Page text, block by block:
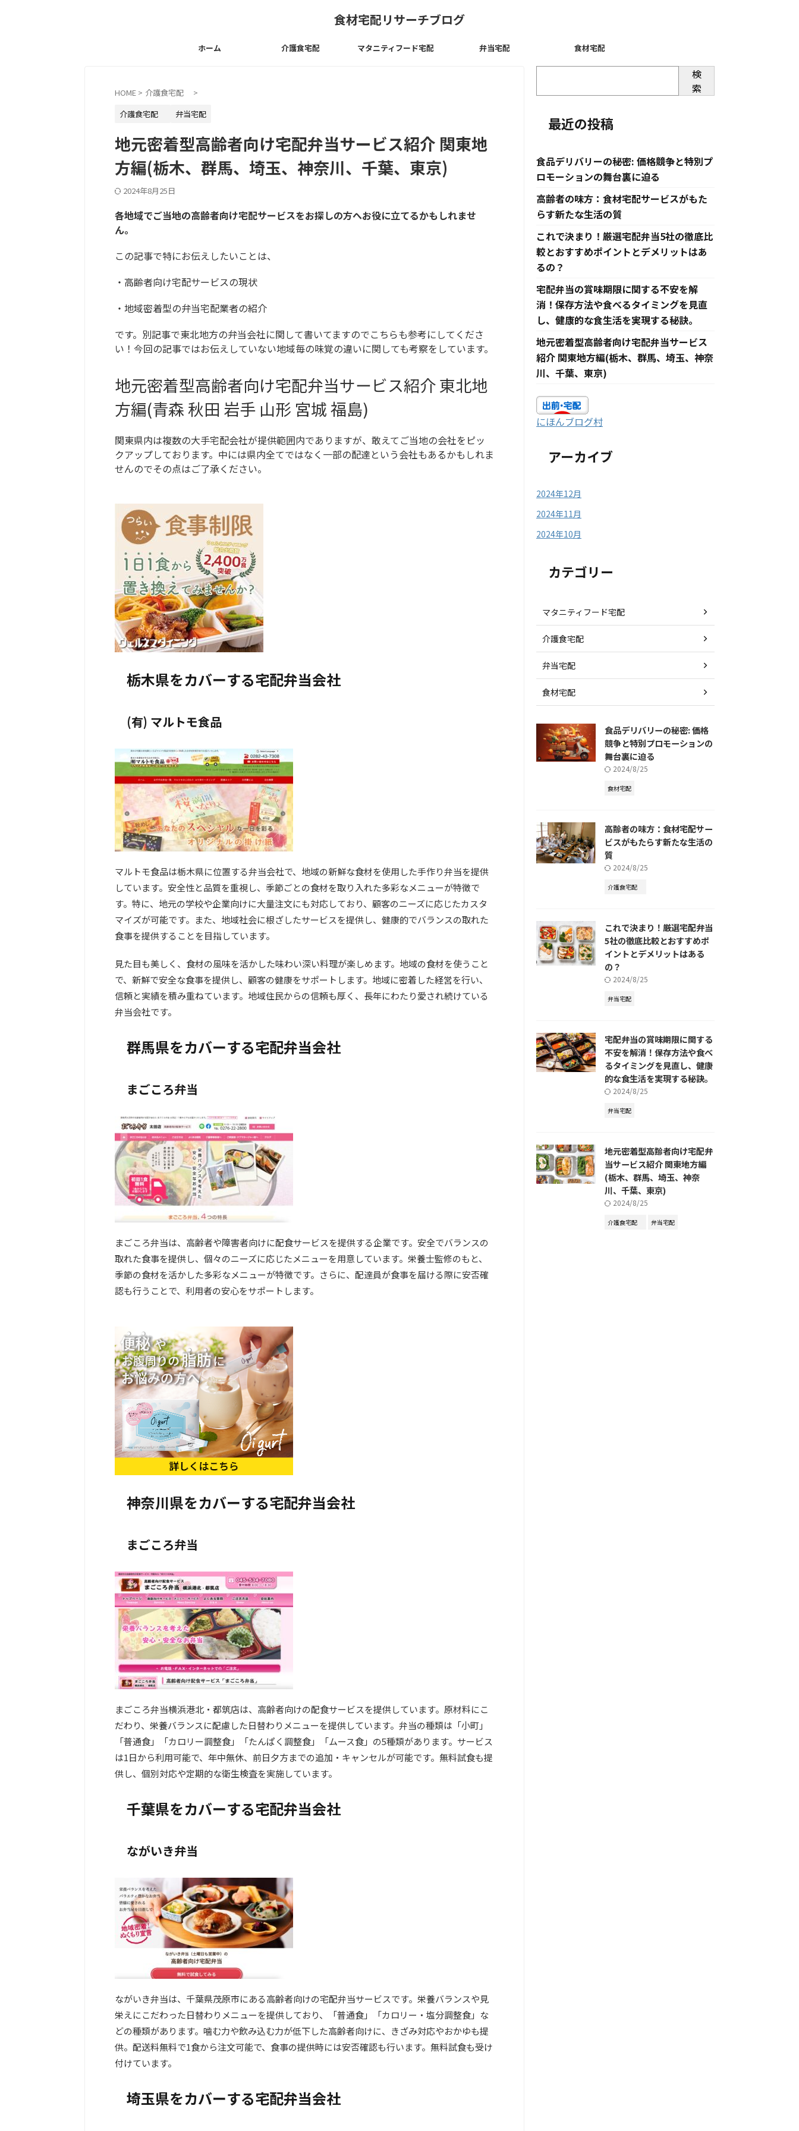
食材宅配リサーチブログ
ホーム 介護食宅配 マタニティフード宅配 弁当宅配 食材宅配
HOME > 介護食宅配
>
介護食宅配
弁当宅配
地元密着型高齢者向け宅配弁当サービス紹介 関東地
方編(栃木、群馬、埼玉、神奈川、千葉、東京)
2024年8月25日
各地域でご当地の高齢者向け宅配サービスをお探しの方へお役に立てるかもしれませ
ん。
この記事で特にお伝えしたいことは、
・高齢者向け宅配サービスの現状
・地域密着型の弁当宅配業者の紹介
です。別記事で東北地方の弁当会社に関して書いてますのでこちらも参考にしてくださ
い！今回の記事ではお伝えしていない地域毎の味覚の違いに関しても考察をしています。
地元密着型高齢者向け宅配弁当サービス紹介 東北地
方編(青森 秋田 岩手 山形 宮城 福島)
関東県内は複数の大手宅配会社が提供範囲内でありますが、敢えてご当地の会社をピッ
クアップしております。中には県内全てではなく一部の配達という会社もあるかもしれま
せんのでその点はご了承ください。
栃木県をカバーする宅配弁当会社
(有) マルトモ食品
マルトモ食品は栃木県に位置する弁当会社で、地域の新鮮な食材を使用した手作り弁当を提供
しています。安全性と品質を重視し、季節ごとの食材を取り入れた多彩なメニューが特徴で
す。特に、地元の学校や企業向けに大量注文にも対応しており、顧客のニーズに応じたカスタ
マイズが可能です。また、地域社会に根ざしたサービスを提供し、健康的でバランスの取れた
食事を提供することを目指しています。
見た目も美しく、食材の風味を活かした味わい深い料理が楽しめます。地域の食材を使うこと
で、新鮮で安全な食事を提供し、顧客の健康をサポートします。地域に密着した経営を行い、
信頼と実績を積み重ねています。地域住民からの信頼も厚く、長年にわたり愛され続けている
弁当会社です。
群馬県をカバーする宅配弁当会社
まごころ弁当
まごころ弁当は、高齢者や障害者向けに配食サービスを提供する企業です。安全でバランスの
取れた食事を提供し、個々のニーズに応じたメニューを用意しています。栄養士監修のもと、
季節の食材を活かした多彩なメニューが特徴です。さらに、配達員が食事を届ける際に安否確
認も行うことで、利用者の安心をサポートします。
神奈川県をカバーする宅配弁当会社
まごころ弁当
まごころ弁当横浜港北・都筑店は、高齢者向けの配食サービスを提供しています。原材料にこ
だわり、栄養バランスに配慮した日替わりメニューを提供しています。弁当の種類は「小町」
「普通食」「カロリー調整食」「たんぱく調整食」「ムース食」の5種類があります。サービス
は1日から利用可能で、年中無休、前日夕方までの追加・キャンセルが可能です。無料試食も提
供し、個別対応や定期的な衛生検査を実施しています。
千葉県をカバーする宅配弁当会社
ながいき弁当
ながいき弁当は、千葉県茂原市にある高齢者向けの宅配弁当サービスです。栄養バランスや見
栄えにこだわった日替わりメニューを提供しており、「普通食」「カロリー・塩分調整食」な
どの種類があります。噛む力や飲み込む力が低下した高齢者向けに、きざみ対応やおかゆも提
供。配送料無料で1食から注文可能で、食事の提供時には安否確認も行います。無料試食も受け
付けています。
埼玉県をカバーする宅配弁当会社
検
索
最近の投稿
食品デリバリーの秘密: 価格競争と特別プ
ロモーションの舞台裏に迫る
高齢者の味方：食材宅配サービスがもた
らす新たな生活の質
これで決まり！厳選宅配弁当5社の徹底比
較とおすすめポイントとデメリットはあ
るの？
宅配弁当の賞味期限に関する不安を解
消！保存方法や食べるタイミングを見直
し、健康的な食生活を実現する秘訣。
地元密着型高齢者向け宅配弁当サービス
紹介 関東地方編(栃木、群馬、埼玉、神奈
川、千葉、東京)
にほんブログ村
アーカイブ
2024年12月
2024年11月
2024年10月
カテゴリー
マタニティフード宅配
介護食宅配
弁当宅配
食材宅配
食品デリバリーの秘密: 価格
競争と特別プロモーションの
舞台裏に迫る
2024/8/25
食材宅配
高齢者の味方：食材宅配サー
ビスがもたらす新たな生活の
質
2024/8/25
介護食宅配
これで決まり！厳選宅配弁当
5社の徹底比較とおすすめポ
イントとデメリットはある
の？
2024/8/25
弁当宅配
宅配弁当の賞味期限に関する
不安を解消！保存方法や食べ
るタイミングを見直し、健康
的な食生活を実現する秘訣。
2024/8/25
弁当宅配
地元密着型高齢者向け宅配弁
当サービス紹介 関東地方編
(栃木、群馬、埼玉、神奈
川、千葉、東京)
2024/8/25
介護食宅配 弁当宅配